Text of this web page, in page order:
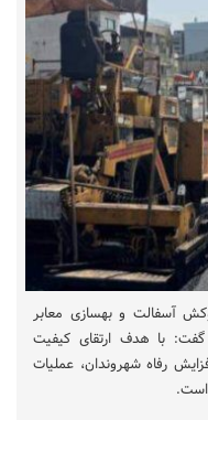
آسفالت و بهسازی معابر
با هدف ارتقای کیفیت
رفاه شهروندان، عملیات
است.